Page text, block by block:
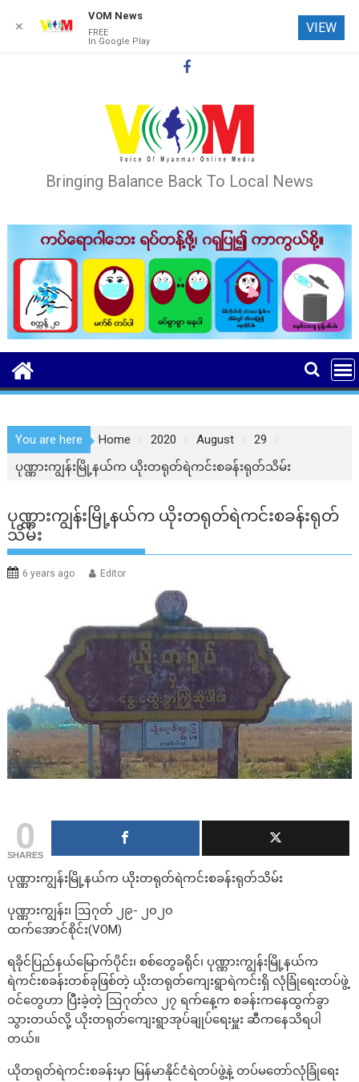
Bringing Balance Back To Local News
You are here Home 2020 August
29
ပုဏ္ဏားကျွန်းမြို့နယ်က ယိုးတရုတ်ရဲကင်းစခန်းရုတ်သိမ်း
ပုဏ္ဏားကျွန်းမြို့နယ်က ယိုးတရုတ်ရဲကင်းစခန်းရုတ်
သိမ်း
6 years ago Editor
0
SHARES
ပုဏ္ဏားကျွန်းမြို့နယ်က ယိုးတရုတ်ရဲကင်းစခန်းရုတ်သိမ်း
ပုဏ္ဏားကျွန်း၊ ဩဂုတ် ၂၉- ၂၀၂၀
ထက်အောင်စိုင်း(VOM)
ရခိုင်ပြည်နယ်မြောက်ပိုင်း၊ စစ်တွေခရိုင်၊ ပုဏ္ဏားကျွန်းမြို့နယ်က
ရဲကင်းစခန်းတစ်ခုဖြစ်တဲ့ ယိုးတရုတ်ကျေးရွာရဲကင်းရှိ လုံခြုံရေးတပ်ဖွဲ့
ဝင်တွေဟာ ပြီးခဲ့တဲ့ ဩဂုတ်လ ၂၇ ရက်နေ့က စခန်းကနေထွက်ခွာ
သွားတယ်လို့ ယိုးတရုတ်ကျေးရွာအုပ်ချုပ်ရေးမှူး ဆီကနေသိရပါ
တယ်။
ယိုတရုတ်ရဲကင်းစခန်းမှာ မြန်မာနိုင်ငံရဲတပ်ဖွဲ့နဲ့ တပ်မတော်လုံခြုံရေး
✕
VOM News
FREE
In Google Play
VIEW